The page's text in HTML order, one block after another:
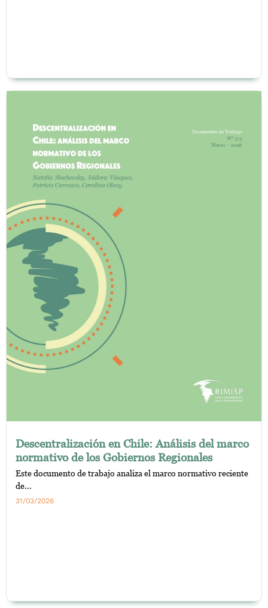
Descentralización en Chile: Análisis del marco
normativo de los Gobiernos Regionales
Este documento de trabajo analiza el marco normativo reciente
de...
31/03/2026